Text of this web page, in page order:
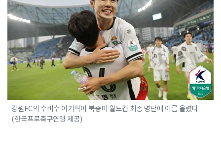
강원FC의 수비수 이기혁이 북중미 월드컵 최종 명단에 이름 올렸다.
(한국프로축구연맹 제공)